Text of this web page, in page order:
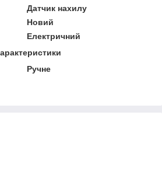
Датчик нахилу
Новий
Електричний
Ручне